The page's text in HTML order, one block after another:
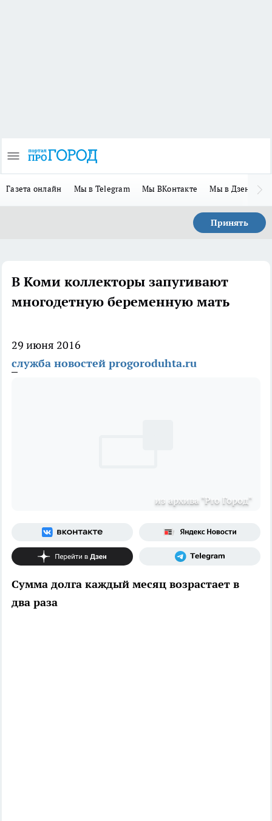
Газета онлайн Мы в Telegram Мы ВКонтакте Мы в Дзене
Принять
В Коми коллекторы запугивают
многодетную беременную мать
29 июня 2016
служба новостей progoroduhta.ru
из архива "Pro Город"
Сумма долга каждый месяц возрастает в
два раза